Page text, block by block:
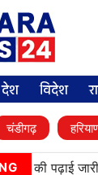
देश विदेश
चंडीगढ़
की पढ़ाई जारी